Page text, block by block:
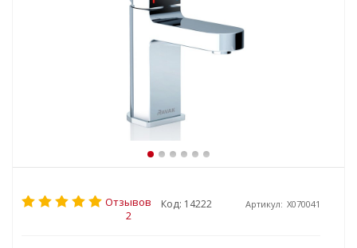
Отзывов
2
Код: 14222 Артикул: X070041